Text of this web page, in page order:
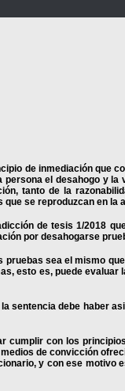
de inmediación que
el desahogo y
tanto de la
se reproduzcan en la
de tesis 1/2018
por desahogarse
sea el mismo
esto es, puede
sentencia debe haber
con los
de convicción
y con ese motivo